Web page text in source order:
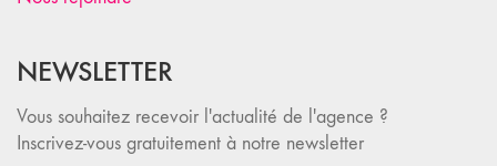
NEWSLETTER
Vous souhaitez recevoir l'actualité de l'agence ?
Inscrivez-vous gratuitement à notre newsletter